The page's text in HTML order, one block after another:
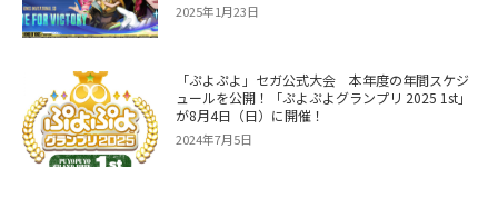
2025年1月23日
「ぷよぷよ」セガ公式大会 本年度の年間スケジ
ュールを公開！「ぷよぷよグランプリ 2025 1st」
が8月4日（日）に開催！
2024年7月5日